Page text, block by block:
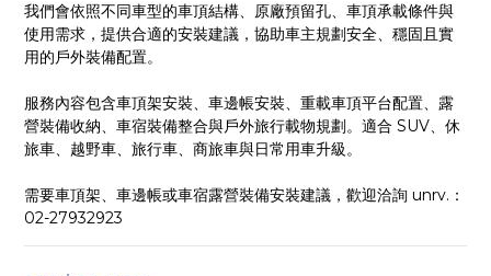
我們會依照不同車型的車頂結構、原廠預留孔、車頂承載條件與
使用需求，提供合適的安裝建議，協助車主規劃安全、穩固且實
用的戶外裝備配置。
服務內容包含車頂架安裝、車邊帳安裝、重載車頂平台配置、露
營裝備收納、車宿裝備整合與戶外旅行載物規劃。適合 SUV、休
旅車、越野車、旅行車、商旅車與日常用車升級。
需要車頂架、車邊帳或車宿露營裝備安裝建議，歡迎洽詢 unrv.：
02-27932923